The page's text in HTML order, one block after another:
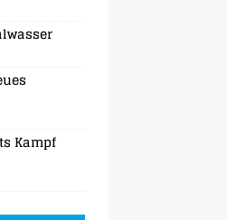
Kampf